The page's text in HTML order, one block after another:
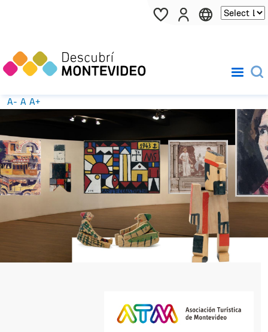
Pasar al contenido principal
A- A A+